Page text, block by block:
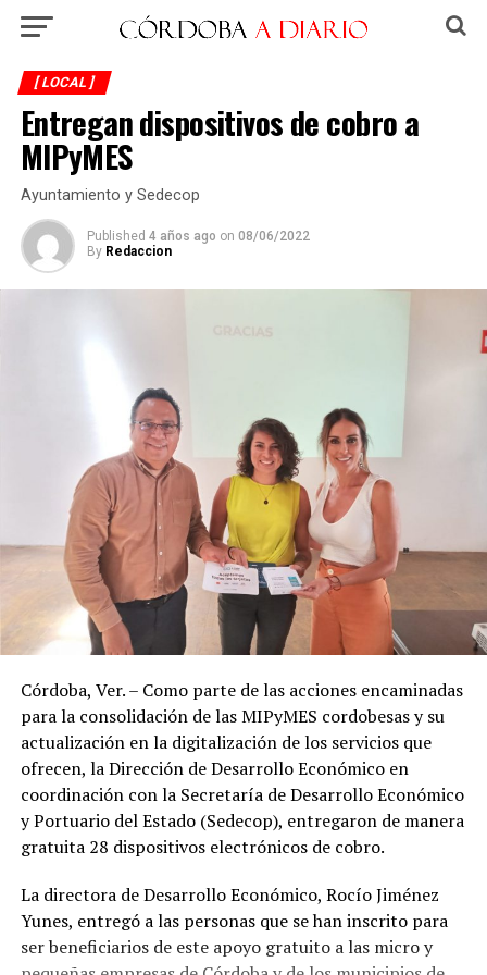
[ LOCAL ]
Entregan dispositivos de cobro a
MIPyMES
Ayuntamiento y Sedecop
Published 4 años ago on 08/06/2022
By Redaccion
Córdoba, Ver. – Como parte de las acciones encaminadas
para la consolidación de las MIPyMES cordobesas y su
actualización en la digitalización de los servicios que
ofrecen, la Dirección de Desarrollo Económico en
coordinación con la Secretaría de Desarrollo Económico
y Portuario del Estado (Sedecop), entregaron de manera
gratuita 28 dispositivos electrónicos de cobro.
La directora de Desarrollo Económico, Rocío Jiménez
Yunes, entregó a las personas que se han inscrito para
ser beneficiarios de este apoyo gratuito a las micro y